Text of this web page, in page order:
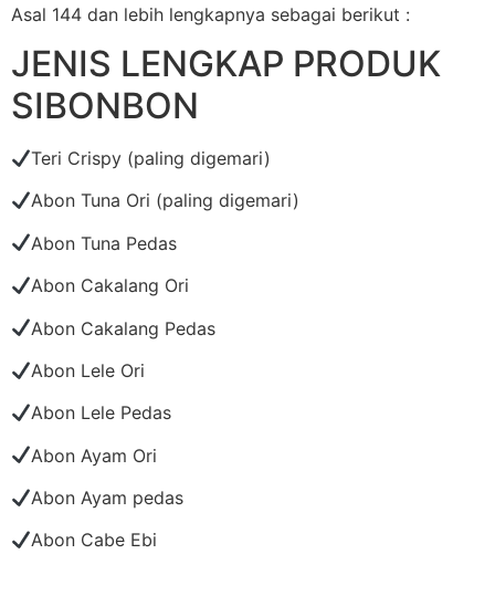
Asal 144 dan lebih lengkapnya sebagai berikut :
JENIS LENGKAP PRODUK
SIBONBON
Teri Crispy (paling digemari)
Abon Tuna Ori (paling digemari)
Abon Tuna Pedas
Abon Cakalang Ori
Abon Cakalang Pedas
Abon Lele Ori
Abon Lele Pedas
Abon Ayam Ori
Abon Ayam pedas
Abon Cabe Ebi